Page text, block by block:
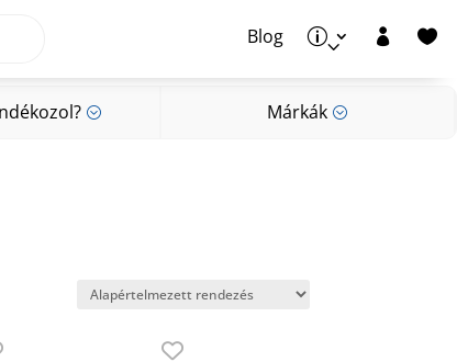
Blog p  
; Márkák ;
Márkák;